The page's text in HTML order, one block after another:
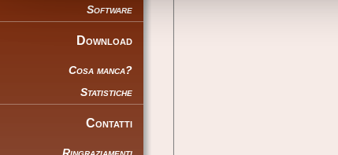
Software
Download
Cosa manca?
Statistiche
Contatti